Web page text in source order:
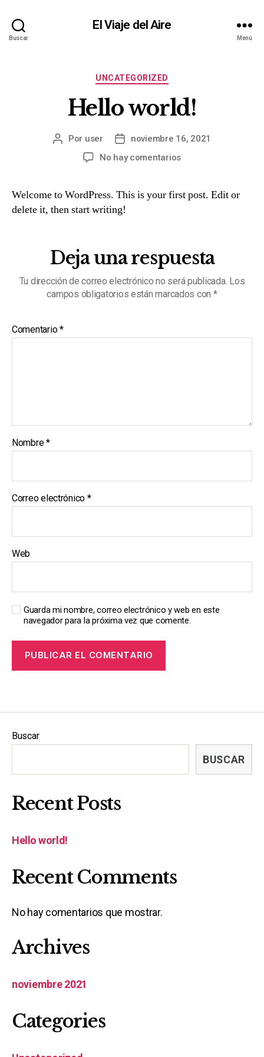
Buscar
El Viaje del Aire
Menú
UNCATEGORIZED
Hello world!
Por user
noviembre 16, 2021
No hay comentarios
Welcome to WordPress. This is your first post. Edit or
delete it, then start writing!
Deja una respuesta
Tu dirección de correo electrónico no será publicada. Los
campos obligatorios están marcados con *
Comentario*
Nombre*
Correo electrónico *
Web
Guarda mi nombre, correo electrónico y web en este
navegador para la próxima vez que comente.
Buscar
BUSCAR
Recent Posts
Hello world!
Recent Comments
No hay comentarios que mostrar.
Archives
noviembre 2021
Categories